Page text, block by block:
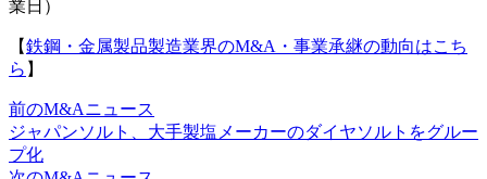
業日）
【鉄鋼・金属製品製造業界のM&A・事業承継の動向はこち
ら 】
前のM&Aニュース
ジャパンソルト、大手製塩メーカーのダイヤソルトをグルー
プ化